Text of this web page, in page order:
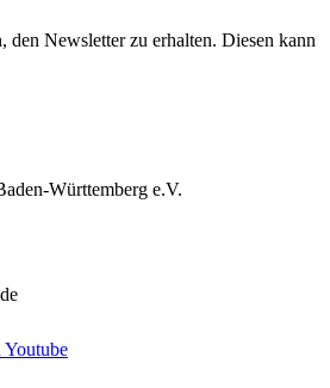
Newsletter zu erhalten. Diesen kann
Württemberg e.V.
Youtube